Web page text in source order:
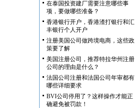
在泰国投资建厂需要注意哪些事
项，要做哪些准备？
香港银行开户，香港渣打银行和汇
丰银行个人开户
注册美国公司做跨境电商，这些政
策要了解
美国注册公司，推荐特拉华州注册
公司的理由是什么？
法国公司注册和法国公司年审都有
哪些详细要求
BVI公司停用了？这样操作才能正
确避免被罚款！